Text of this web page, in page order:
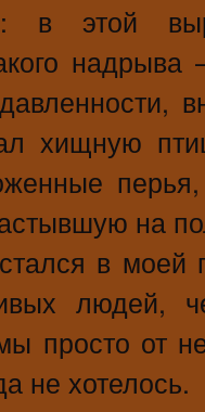
в этой
хищную
на
в
просто от
не хотелось.